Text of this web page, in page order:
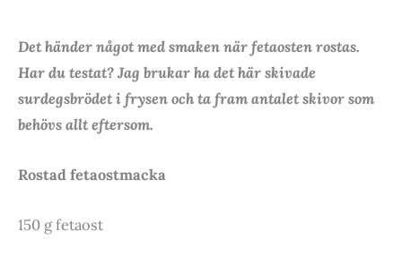
Det händer något med smaken när fetaosten rostas.
Har du testat? Jag brukar ha det här skivade
surdegsbrödet i frysen och ta fram antalet skivor som
behövs allt eftersom.
Rostad fetaostmacka
150 g fetaost